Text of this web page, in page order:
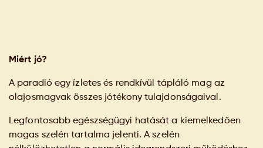
Miért jó?
A paradió egy ízletes és rendkívül tápláló mag az
olajosmagvak összes jótékony tulajdonságaival.
Legfontosabb egészségügyi hatását a kiemelkedően
magas szelén tartalma jelenti. A szelén